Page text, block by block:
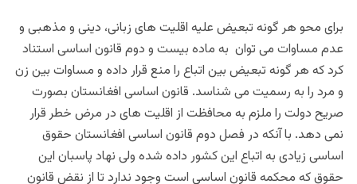
برای محو هر گونه تبعیض علیه اقلیت های زبانی، دینی و مذهبی و
عدم مساوات می توان به ماده بیست و دوم قانون اساسی استناد
کرد که هر گونه تبعیض بین اتباع را منع قرار داده و مساوات بین زن
و مرد را به رسمیت می شناسد. قانون اساسی افغانستان بصورت
صریح دولت را ملزم به محافظت از اقلیت های در مرض خطر قرار
نمی دهد. با آنکه در فصل دوم قانون اساسی افغانستان حقوق
اساسی زیادی به اتباع این کشور داده شده ولی نهاد پاسبان این
حقوق که محکمه قانون اساسی است وجود ندارد تا از نقض قانون